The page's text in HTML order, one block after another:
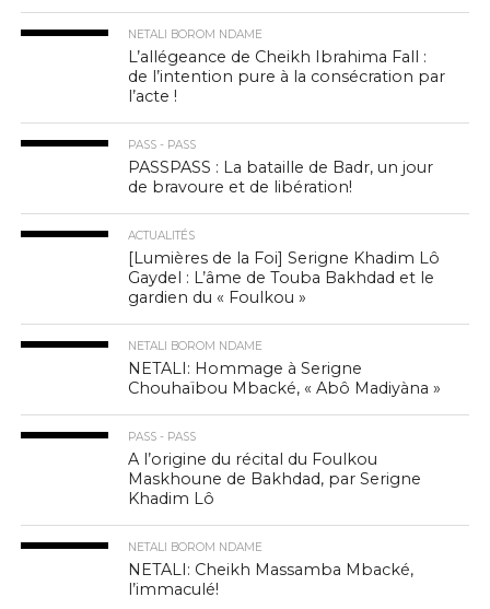
NETALI BOROM NDAME
L’allégeance de Cheikh Ibrahima Fall :
de l’intention pure à la consécration par
l’acte !
PASS - PASS
PASSPASS : La bataille de Badr, un jour
de bravoure et de libération!
ACTUALITÉS
[Lumières de la Foi] Serigne Khadim Lô
Gaydel : L’âme de Touba Bakhdad et le
gardien du « Foulkou »
NETALI BOROM NDAME
NETALI: Hommage à Serigne
Chouhaïbou Mbacké, « Abô Madiyàna »
PASS - PASS
A l’origine du récital du Foulkou
Maskhoune de Bakhdad, par Serigne
Khadim Lô
NETALI BOROM NDAME
NETALI: Cheikh Massamba Mbacké,
l’immaculé!